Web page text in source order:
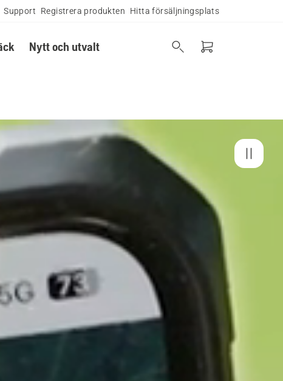
Support Registrera produkten Hitta försäljningsplats
Nytt och utvalt